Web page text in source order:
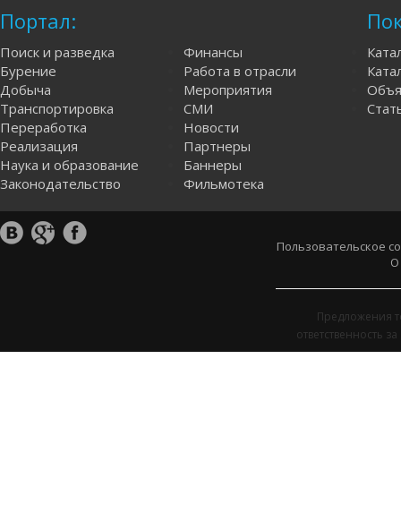
Портал:
Поиск и разведка
Бурение
Добыча
Транспортировка
Переработка
Реализация
Наука и образование
Законодательство
Финансы
Работа в отрасли
Мероприятия
СМИ
Новости
Партнеры
Баннеры
Фильмотека
Пользовательское
О
Предложения
ответственность